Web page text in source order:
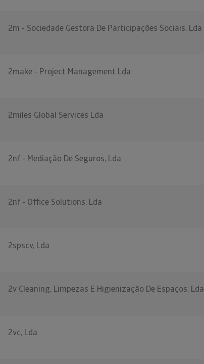
2m - Sociedade Gestora De Participações Sociais, Lda
2make - Project Management Lda
2miles Global Services Lda
2nf - Mediação De Seguros, Lda
2nf - Office Solutions, Lda
2spscv, Lda
2v Cleaning, Limpezas E Higienização De Espaços, Lda
2vc, Lda